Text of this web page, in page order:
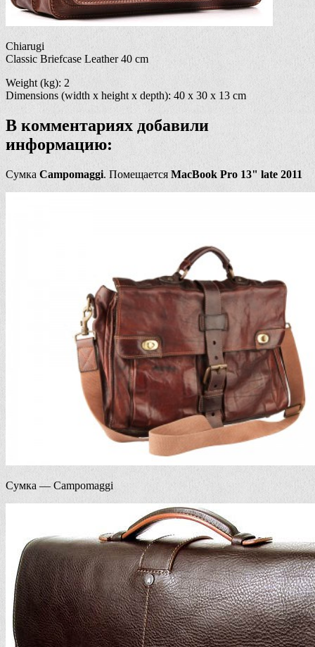
Chiarugi
Classic Briefcase Leather 40 cm
Weight (kg): 2
Dimensions (width x height x depth): 40 x 30 x 13 cm
В комментариях добавили
информацию:
Сумка Campomaggi. Помещается MacBook Pro 13" late 2011
Сумка — Campomaggi